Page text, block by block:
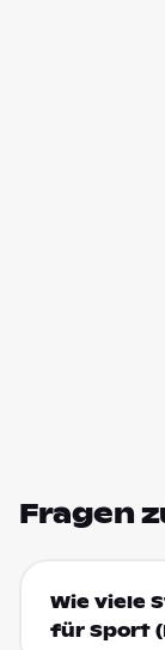
Fragen
Wie viele
für Sport